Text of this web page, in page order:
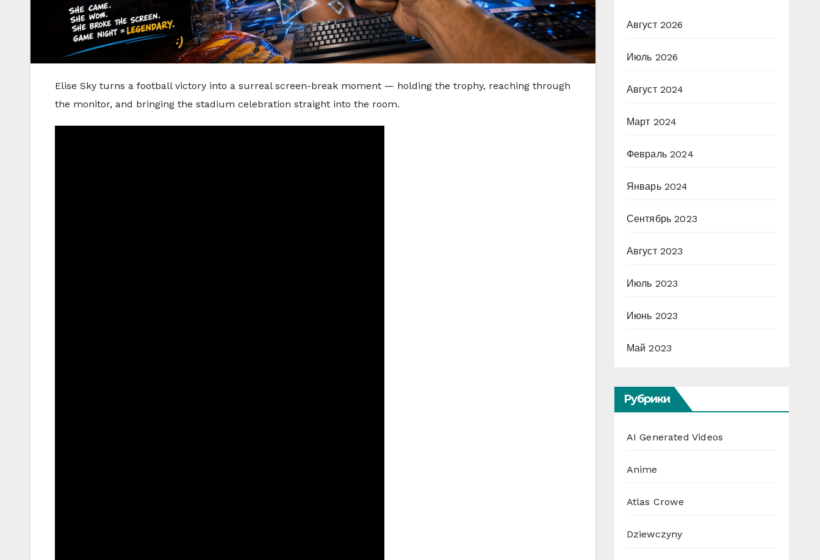
Elise Sky turns a football victory into a surreal screen-break moment — holding the trophy, reaching through
the monitor, and bringing the stadium celebration straight into the room.
Август 2026
Июль 2026
Август 2024
Март 2024
Февраль 2024
Январь 2024
Сентябрь 2023
Август 2023
Июль 2023
Июнь 2023
Май 2023
Рубрики
AI Generated Videos
Anime
Atlas Crowe
Dziewczyny